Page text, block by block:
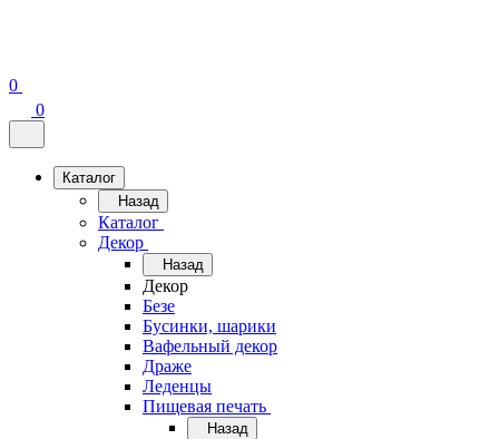
0
0
Каталог
Назад
Каталог
Декор
Назад
Декор
Безе
Бусинки, шарики
Вафельный декор
Драже
Леденцы
Пищевая печать
Назад